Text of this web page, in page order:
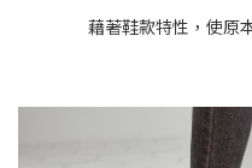
藉著鞋款特性，使原